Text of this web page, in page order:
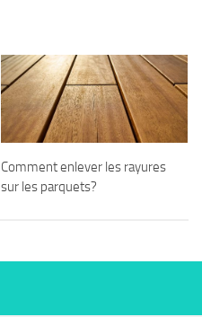
Comment enlever les rayures
sur les parquets?